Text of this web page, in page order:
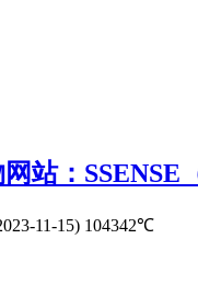
站：SSENSE
11-15) 104342℃